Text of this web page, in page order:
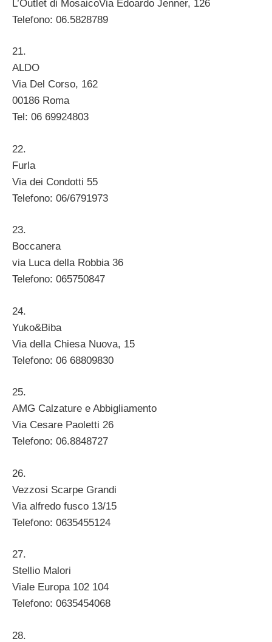
L’Outlet di MosaicoVia Edoardo Jenner, 126
Telefono: 06.5828789
21.
ALDO
Via Del Corso, 162
00186 Roma
Tel: 06 69924803
22.
Furla
Via dei Condotti 55
Telefono: 06/6791973
23.
Boccanera
via Luca della Robbia 36
Telefono: 065750847
24.
Yuko&Biba
Via della Chiesa Nuova, 15
Telefono: 06 68809830
25.
AMG Calzature e Abbigliamento
Via Cesare Paoletti 26
Telefono: 06.8848727
26.
Vezzosi Scarpe Grandi
Via alfredo fusco 13/15
Telefono: 0635455124
27.
Stellio Malori
Viale Europa 102 104
Telefono: 0635454068
28.